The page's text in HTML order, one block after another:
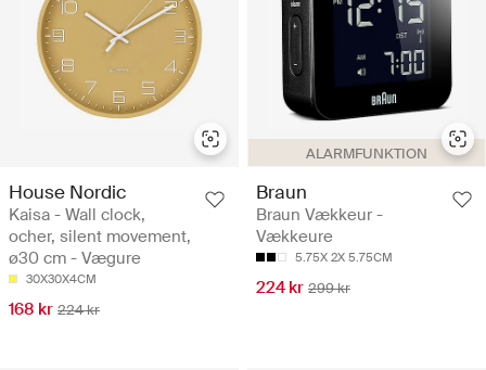
House Nordic
Kaisa - Wall clock,
ocher, silent movement,
ø30 cm - Vægure
30X30X4CM
168 kr 224 kr
ALARMFUNKTION
Braun
Braun Vækkeur -
Vækkeure
5.75X 2X 5.75CM
224 kr 299 kr